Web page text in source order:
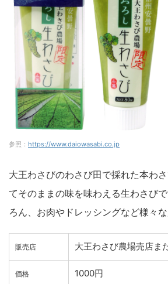
参照： https://www.daiowasabi.co.jp
大王わさびのわさび田で採れた本わ
てそのままの味を味わえる生わさび
ろん、お肉やドレッシングなど様々な
販売店 大王わさび農場売店ま
価格 1000円